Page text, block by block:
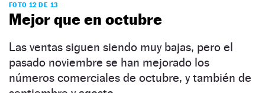
FOTO 12 DE 13
Mejor que en octubre
Las ventas siguen siendo muy bajas, pero el
pasado noviembre se han mejorado los
números comerciales de octubre, y también de